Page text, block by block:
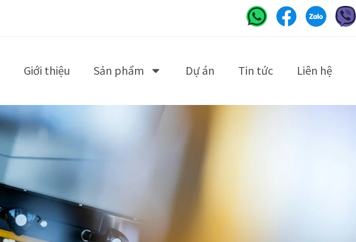
Giới thiệu Sản phẩm Dự án Tin tức Liên hệ